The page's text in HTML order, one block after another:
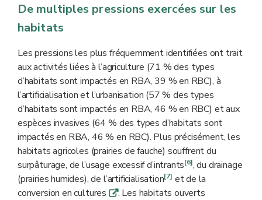
pelouse calcaire ou tourbière haute).
De multiples pressions exercées sur les
habitats
Les pressions les plus fréquemment identifiées ont trait
aux activités liées à l’agriculture (71 % des types
d’habitats sont impactés en RBA, 39 % en RBC), à
l’artificialisation et l’urbanisation (57 % des types
d’habitats sont impactés en RBA, 46 % en RBC) et aux
espèces invasives (64 % des types d’habitats sont
impactés en RBA, 46 % en RBC). Plus précisément, les
habitats agricoles (prairies de fauche) souffrent du
surpâturage, de l’usage excessif d’intrants[6], du drainage
(prairies humides), de l’artificialisation[7] et de la
conversion en cultures q. Les habitats ouverts